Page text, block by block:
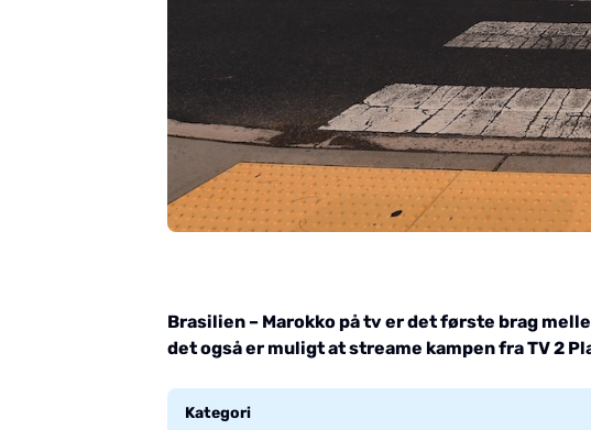
Brasilien – Marokko på tv er det første brag
det også er muligt at streame kampen fra TV 2
Kategori